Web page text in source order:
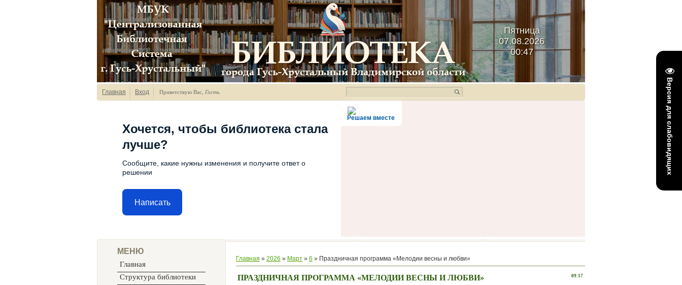
Версия для слабовидящих
Пятница
07.08.2026
00:47
Главная Вход Приветствую Вас Гость
Решаем вместе
Хочется, чтобы библиотека стала
лучше?
Сообщите, какие нужны изменения и получите ответ о
решении
Написать
МЕНЮ
Главная
Структура библиотеки
Главная » 2026 » Март » 6 » Праздничная программа «Мелодии весны и любви»
09:17
ПРАЗДНИЧНАЯ ПРОГРАММА «МЕЛОДИИ ВЕСНЫ И ЛЮБВИ»